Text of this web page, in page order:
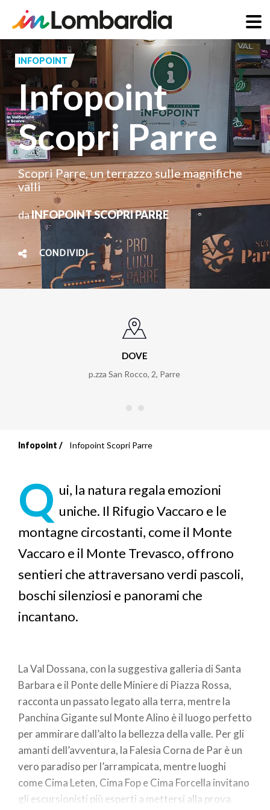
contenuto
principale
INFOPOINT
Infopoint
Scopri Parre
Scopri Parre, un terrazzo sulle magnifiche
valli
daINFOPOINT SCOPRI PARRE
CONDIVIDI
DOVE
p.zza San Rocco, 2, Parre
Briciole
di
pane
Infopoint Infopoint Scopri Parre
Q ui, la natura regala emozioni
uniche. Il Rifugio Vaccaro e le
montagne circostanti, come il Monte
Vaccaro e il Monte Trevasco, offrono
sentieri che attraversano verdi pascoli,
boschi silenziosi e panorami che
incantano.
La Val Dossana, con la suggestiva galleria di Santa
Barbara e il Ponte delle Miniere di Piazza Rossa,
racconta un passato legato alla terra, mentre la
Panchina Gigante sul Monte Alino è il luogo perfetto
per ammirare dall’alto la bellezza della valle. Per gli
amanti dell’avventura, la Falesia Corna de Par è un
vero paradiso per l’arrampicata, mentre luoghi
come Cima Leten, Cima Fop e Cima Forcella invitano
gli escursionisti più esperti a mettersi alla prova.